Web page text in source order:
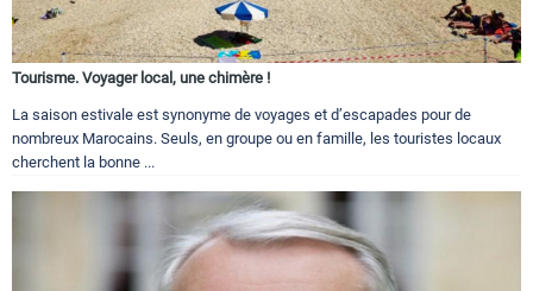
Tourisme. Voyager local, une chimère !
La saison estivale est synonyme de voyages et d’escapades pour de
nombreux Marocains. Seuls, en groupe ou en famille, les touristes locaux
cherchent la bonne ...